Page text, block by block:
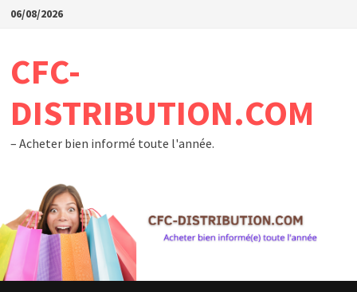
Passer
06/08/2026
CFC-
DISTRIBUTION.COM
– Acheter bien informé toute l'année.